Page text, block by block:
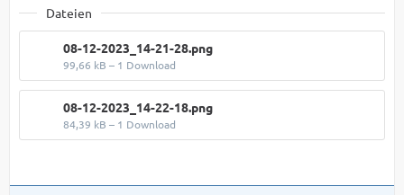
Dateien
08-12-2023_14-21-28.png
99,66 kB – 1 Download
08-12-2023_14-22-18.png
84,39 kB – 1 Download